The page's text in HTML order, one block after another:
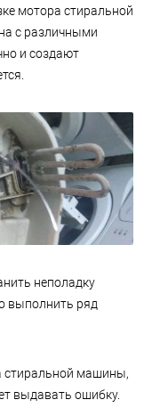
мотора стиральной
с различными
и создают
неполадку
выполнить ряд
стиральной машины,
выдавать ошибку.